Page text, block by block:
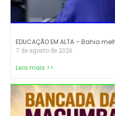
EDUCAÇÃO EM ALTA – Bahia
7 de agosto de 2026
Leia mais >>